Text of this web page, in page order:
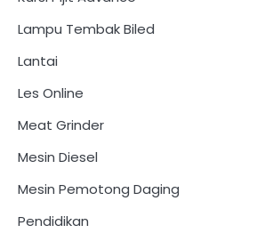
Lampu Tembak Biled
Lantai
Les Online
Meat Grinder
Mesin Diesel
Mesin Pemotong Daging
Pendidikan